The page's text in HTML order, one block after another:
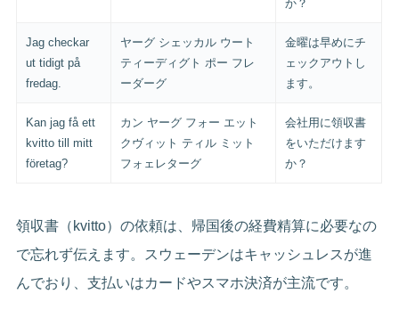
か？
Jag checkar
ut tidigt på
fredag.
ヤーグ シェッカル ウート
ティーディグト ポー フレ
ーダーグ
金曜は早めにチ
ェックアウトし
ます。
Kan jag få ett
kvitto till mitt
företag?
カン ヤーグ フォー エット
クヴィット ティル ミット
フォェレターグ
会社用に領収書
をいただけます
か？
領収書（kvitto）の依頼は、帰国後の経費精算に必要なの
で忘れず伝えます。スウェーデンはキャッシュレスが進
んでおり、支払いはカードやスマホ決済が主流です。